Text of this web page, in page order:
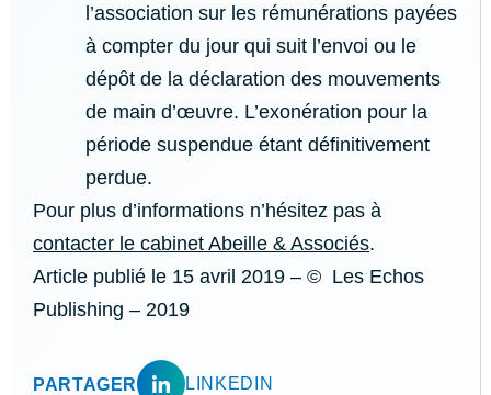
l’association sur les rémunérations payées
à compter du jour qui suit l’envoi ou le
dépôt de la déclaration des mouvements
de main d’œuvre. L’exonération pour la
période suspendue étant définitivement
perdue.
Pour plus d’informations n’hésitez pas à
contacter le cabinet Abeille & Associés.
Article publié le 15 avril 2019 – © Les Echos
Publishing – 2019
PARTAGER LINKEDIN